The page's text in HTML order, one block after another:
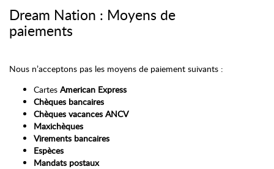
Dream Nation : Moyens de
paiements
Nous n’acceptons pas les moyens de paiement suivants :
Cartes American Express
Chèques bancaires
Chèques vacances ANCV
Maxichèques
Virements bancaires
Espèces
Mandats postaux